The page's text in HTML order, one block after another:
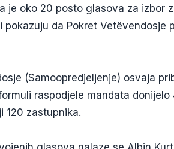
je oko 20 posto glasova za izbor
da Pokret Vetëvendosje
(Samoopredjeljenje) osvaja
raspodjele mandata donijelo
120 zastupnika.